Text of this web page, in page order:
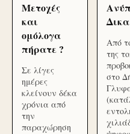
Μετοχές
και
ομόλογα
πήρατε ?
Σε λίγες
ημέρες
κλείνουν δέκα
χρόνια από
την
παραχώρηση
Από
της
στο